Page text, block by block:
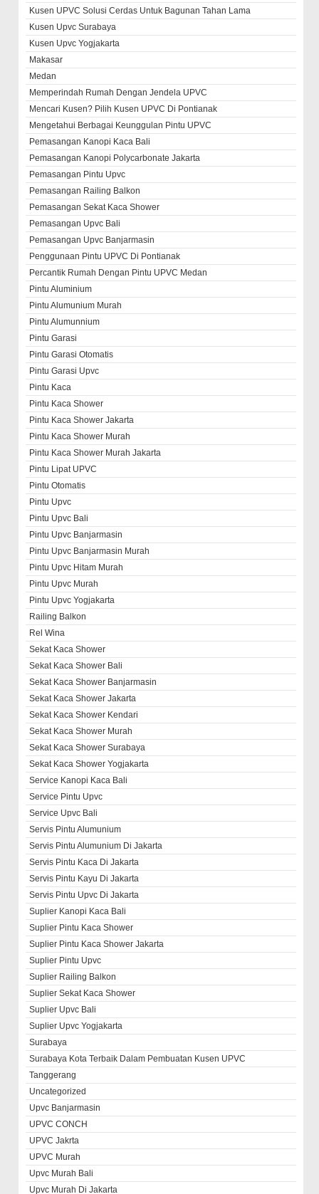
Kusen UPVC Solusi Cerdas Untuk Bagunan Tahan Lama
Kusen Upvc Surabaya
Kusen Upvc Yogjakarta
Makasar
Medan
Memperindah Rumah Dengan Jendela UPVC
Mencari Kusen? Pilih Kusen UPVC Di Pontianak
Mengetahui Berbagai Keunggulan Pintu UPVC
Pemasangan Kanopi Kaca Bali
Pemasangan Kanopi Polycarbonate Jakarta
Pemasangan Pintu Upvc
Pemasangan Railing Balkon
Pemasangan Sekat Kaca Shower
Pemasangan Upvc Bali
Pemasangan Upvc Banjarmasin
Penggunaan Pintu UPVC Di Pontianak
Percantik Rumah Dengan Pintu UPVC Medan
Pintu Aluminium
Pintu Alumunium Murah
Pintu Alumunnium
Pintu Garasi
Pintu Garasi Otomatis
Pintu Garasi Upvc
Pintu Kaca
Pintu Kaca Shower
Pintu Kaca Shower Jakarta
Pintu Kaca Shower Murah
Pintu Kaca Shower Murah Jakarta
Pintu Lipat UPVC
Pintu Otomatis
Pintu Upvc
Pintu Upvc Bali
Pintu Upvc Banjarmasin
Pintu Upvc Banjarmasin Murah
Pintu Upvc Hitam Murah
Pintu Upvc Murah
Pintu Upvc Yogjakarta
Railing Balkon
Rel Wina
Sekat Kaca Shower
Sekat Kaca Shower Bali
Sekat Kaca Shower Banjarmasin
Sekat Kaca Shower Jakarta
Sekat Kaca Shower Kendari
Sekat Kaca Shower Murah
Sekat Kaca Shower Surabaya
Sekat Kaca Shower Yogjakarta
Service Kanopi Kaca Bali
Service Pintu Upvc
Service Upvc Bali
Servis Pintu Alumunium
Servis Pintu Alumunium Di Jakarta
Servis Pintu Kaca Di Jakarta
Servis Pintu Kayu Di Jakarta
Servis Pintu Upvc Di Jakarta
Suplier Kanopi Kaca Bali
Suplier Pintu Kaca Shower
Suplier Pintu Kaca Shower Jakarta
Suplier Pintu Upvc
Suplier Railing Balkon
Suplier Sekat Kaca Shower
Suplier Upvc Bali
Suplier Upvc Yogjakarta
Surabaya
Surabaya Kota Terbaik Dalam Pembuatan Kusen UPVC
Tanggerang
Uncategorized
Upvc Banjarmasin
UPVC CONCH
UPVC Jakrta
UPVC Murah
Upvc Murah Bali
Upvc Murah Di Jakarta